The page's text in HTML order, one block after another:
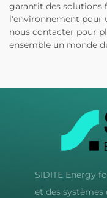
garantit des solutions
l'environnement pour
nous contacter pour
ensemble un monde
SIDITE Energy
et des